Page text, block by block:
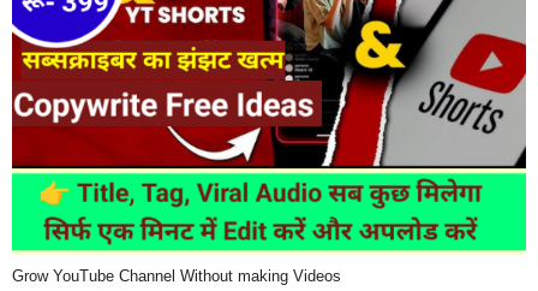
Grow YouTube Channel Without making Videos